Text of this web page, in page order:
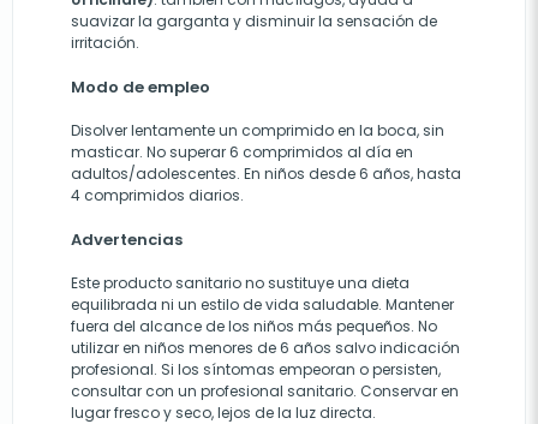
suavizar la garganta y disminuir la sensación de
irritación.
Modo de empleo
Disolver lentamente un comprimido en la boca, sin
masticar. No superar 6 comprimidos al día en
adultos/adolescentes. En niños desde 6 años, hasta
4 comprimidos diarios.
Advertencias
Este producto sanitario no sustituye una dieta
equilibrada ni un estilo de vida saludable. Mantener
fuera del alcance de los niños más pequeños. No
utilizar en niños menores de 6 años salvo indicación
profesional. Si los síntomas empeoran o persisten,
consultar con un profesional sanitario. Conservar en
lugar fresco y seco, lejos de la luz directa.